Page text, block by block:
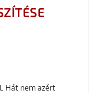
Hát nem azért